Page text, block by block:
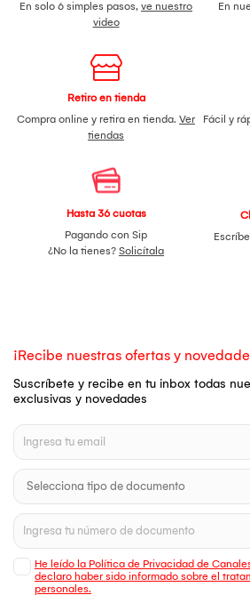
En solo 6 simples pasos, ve nuestro
video
En
Retiro en tienda
Compra online y retira en tienda. Ver
tiendas
Fácil y
Hasta 36 cuotas
Pagando con Sip
¿No la tienes? Solicítala
¡Recibe nuestras ofertas y
Suscríbete y recibe en tu inbox todas
exclusivas y novedades
He leído la Política de Privacidad de
declaro haber sido informado sobre el
personales.